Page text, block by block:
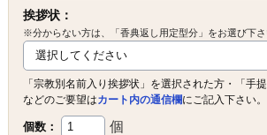
挨拶状：
※分からない方は、「香典返し用定型分」をお選び下さ
「宗教別名前入り挨拶状」を選択された方・「手提
などのご要望はカート内の通信欄にご記入下さい。
個数： 個